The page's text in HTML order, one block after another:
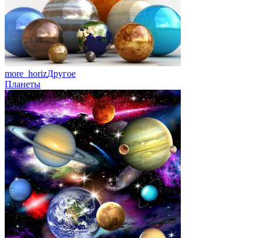
more_horizДругое
Планеты